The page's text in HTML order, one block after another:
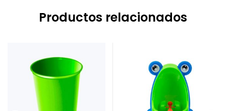
Productos relacionados